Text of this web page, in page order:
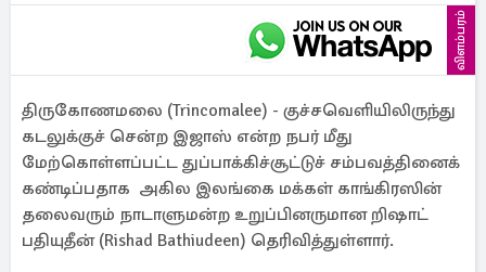
விளம்பரம்
திருகோணமலை (Trincomalee) - குச்சவெளியிலிருந்து
கடலுக்குச் சென்ற இஜாஸ் என்ற நபர் மீது
மேற்கொள்ளப்பட்ட துப்பாக்கிச்சூட்டுச் சம்பவத்தினைக்
கண்டிப்பதாக அகில இலங்கை மக்கள் காங்கிரஸின்
தலைவரும் நாடாளுமன்ற உறுப்பினருமான றிஷாட்
பதியுதீன் (Rishad Bathiudeen) தெரிவித்துள்ளார்.